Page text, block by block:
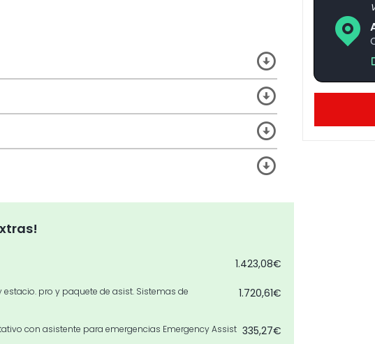
1.423,08€
estacio. pro y paquete de asist. Sistemas de
1.720,61€
con asistente para emergencias Emergency Assist 335,27€